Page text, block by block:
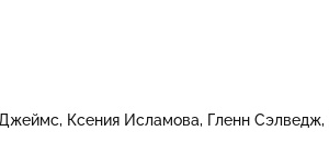
Ксения Исламова Гленн Сэлведж